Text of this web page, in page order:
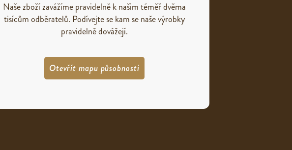
Naše zboží zavážíme pravidelně k našim téměř dvěma
tisícům odběratelů. Podívejte se kam se naše výrobky
pravidelně dovážejí.
Otevřít mapu působnosti